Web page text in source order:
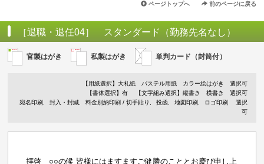
ページトップへ 前のページに戻る
［退職・退任04］ スタンダード（勤務先名なし）
官製はがき 私製はがき 単判カード（封筒付）
【用紙選択】 大礼紙 パステル用紙 カラー絵はがき
選択可
【書体選択】有
【文字組み選択】縦書き 横書き 選択可
宛名印刷
封入・封緘 料金別納印刷 / 切手貼り 投函 地図印刷 ロゴ印刷
選択
可
拝啓 ○○の候 皆様にはますますご健勝のこととお慶び申し上